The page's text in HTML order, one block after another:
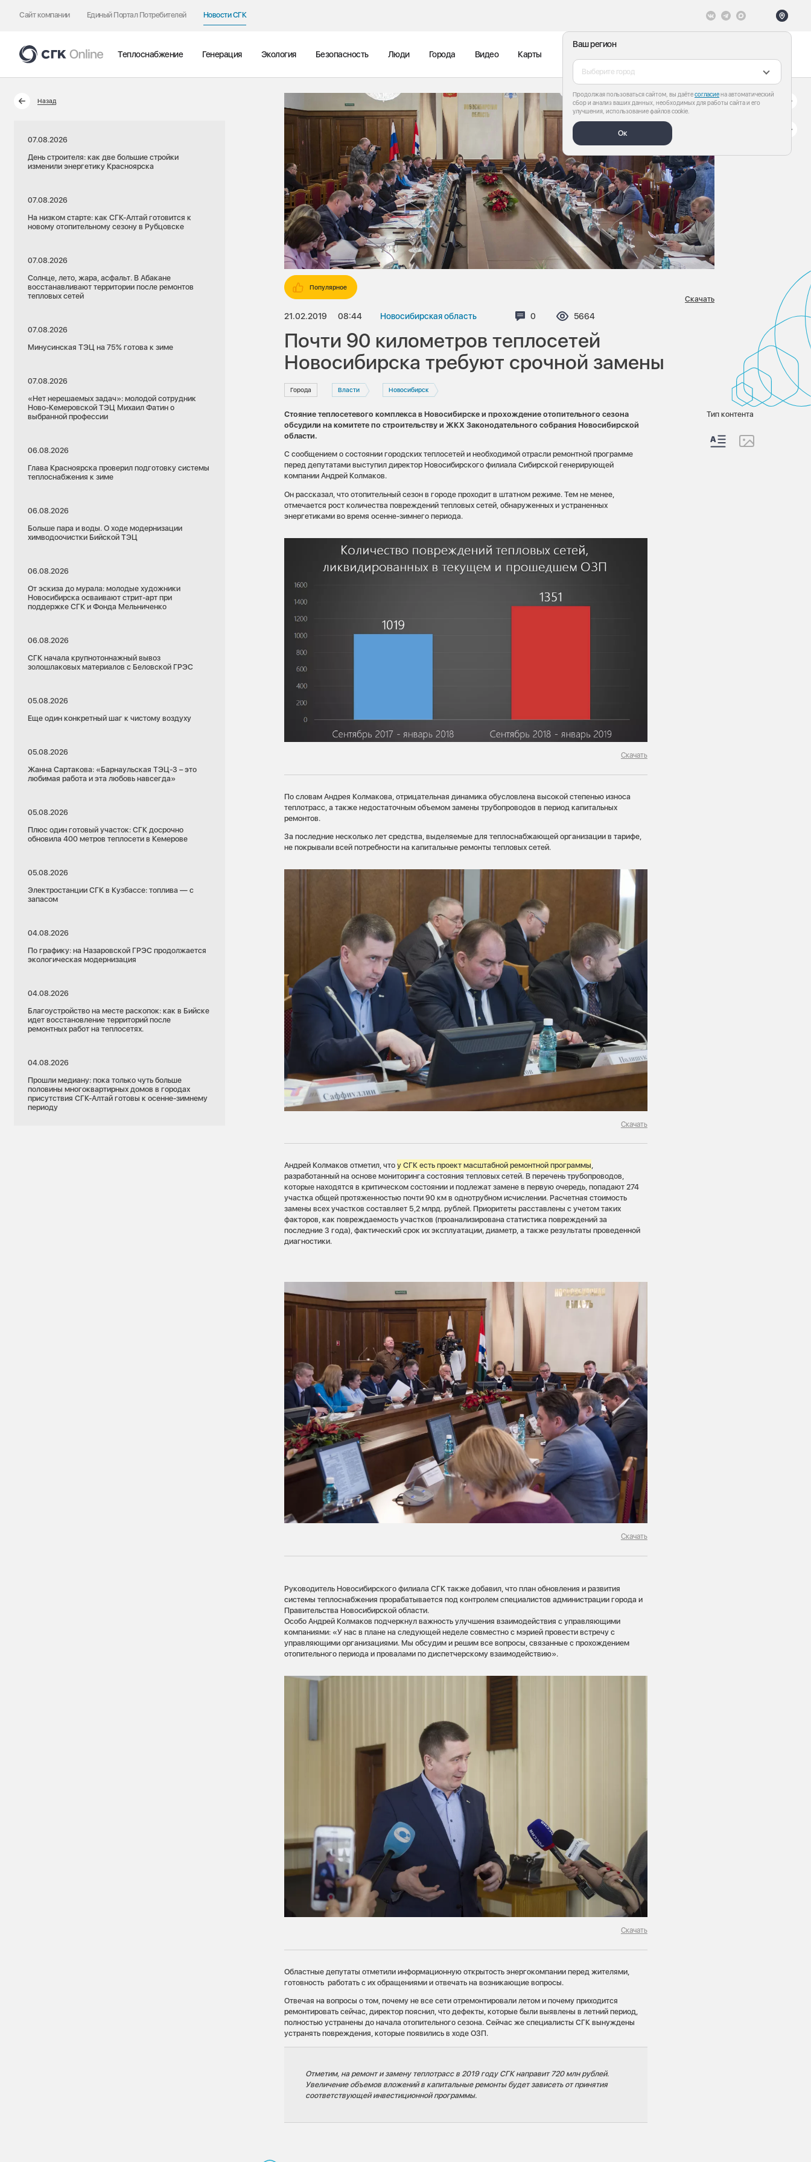
Сайт компании Единый Портал Потребителей Новости СГК
Ваш регион
Выберите город
Продолжая пользоваться сайтом, вы даётесогласиена автоматический
сбор и анализ ваших данных, необходимых для работы сайта и его
улучшения, использование файлов cookie.
Ок
Теплоснабжение Генерация Экология Безопасность Люди Города Видео Карты
Назад
07.08.2026
День строителя: как две большие стройки
изменили энергетику Красноярска
07.08.2026
На низком старте: как СГК-Алтай готовится к
новому отопительному сезону в Рубцовске
07.08.2026
Солнце, лето, жара, асфальт. В Абакане
восстанавливают территории после ремонтов
тепловых сетей
07.08.2026
Минусинская ТЭЦ на 75% готова к зиме
07.08.2026
«Нет нерешаемых задач»: молодой сотрудник
Ново-Кемеровской ТЭЦ Михаил Фатин о
выбранной профессии
06.08.2026
Глава Красноярска проверил подготовку системы
теплоснабжения к зиме
06.08.2026
Больше пара и воды. О ходе модернизации
химводоочистки Бийской ТЭЦ
06.08.2026
От эскиза до мурала: молодые художники
Новосибирска осваивают стрит-арт при
поддержке СГК и Фонда Мельниченко
06.08.2026
СГК начала крупнотоннажный вывоз
золошлаковых материалов с Беловской ГРЭС
05.08.2026
Еще один конкретный шаг к чистому воздуху
05.08.2026
Жанна Сартакова: «Барнаульская ТЭЦ-3 – это
любимая работа и эта любовь навсегда»
05.08.2026
Плюс один готовый участок: СГК досрочно
обновила 400 метров теплосети в Кемерове
05.08.2026
Электростанции СГК в Кузбассе: топлива — с
запасом
04.08.2026
По графику: на Назаровской ГРЭС продолжается
экологическая модернизация
04.08.2026
Благоустройство на месте раскопок: как в Бийске
идет восстановление территорий после
ремонтных работ на теплосетях.
04.08.2026
Прошли медиану: пока только чуть больше
половины многоквартирных домов в городах
присутствия СГК-Алтай готовы к осенне-зимнему
периоду
Популярное
21.02.2019 08:44 Новосибирская область Комментариев:
0 Просмотров:
5664
Скачать
Почти 90 километров теплосетей
Новосибирска требуют срочной замены
Города Власти Новосибирск
Стояние теплосетевого комплекса в Новосибирске и прохождение отопительного сезона
обсудили на комитете по строительству и ЖКХ Законодательного собрания Новосибирской
области.
С сообщением о состоянии городских теплосетей и необходимой отрасли ремонтной программе
перед депутатами выступил директор Новосибирского филиала Сибирской генерирующей
компании Андрей Колмаков.
Он рассказал, что отопительный сезон в городе проходит в штатном режиме. Тем не менее,
отмечается рост количества повреждений тепловых сетей, обнаруженных и устраненных
энергетиками во время осенне-зимнего периода.
Скачать
По словам Андрея Колмакова, отрицательная динамика обусловлена высокой степенью износа
теплотрасс, а также недостаточным объемом замены трубопроводов в период капитальных
ремонтов.
За последние несколько лет средства, выделяемые для теплоснабжающей организации в тарифе,
не покрывали всей потребности на капитальные ремонты тепловых сетей.
Скачать
Андрей Колмаков отметил, чтоу СГК есть проект масштабной ремонтной программы,
разработанный на основе мониторинга состояния тепловых сетей. В перечень трубопроводов,
которые находятся в критическом состоянии и подлежат замене в первую очередь, попадают 274
участка общей протяженностью почти 90 км в однотрубном исчислении. Расчетная стоимость
замены всех участков составляет 5,2 млрд. рублей. Приоритеты расставлены с учетом таких
факторов, как повреждаемость участков (проанализирована статистика повреждений за
последние 3 года), фактический срок их эксплуатации, диаметр, а также результаты проведенной
диагностики.
Скачать
Руководитель Новосибирского филиала СГК также добавил, что план обновления и развития
системы теплоснабжения прорабатывается под контролем специалистов администрации города и
Правительства Новосибирской области.
Особо Андрей Колмаков подчеркнул важность улучшения взаимодействия с управляющими
компаниями: «У нас в плане на следующей неделе совместно с мэрией провести встречу с
управляющими организациями. Мы обсудим и решим все вопросы, связанные с прохождением
отопительного периода и провалами по диспетчерскому взаимодействию».
Скачать
Областные депутаты отметили информационную открытость энергокомпании перед жителями,
готовность работать с их обращениями и отвечать на возникающие вопросы.
Отвечая на вопросы о том, почему не все сети отремонтировали летом и почему приходится
ремонтировать сейчас, директор пояснил, что дефекты, которые были выявлены в летний период,
полностью устранены до начала отопительного сезона. Сейчас же специалисты СГК вынуждены
устранять повреждения, которые появились в ходе ОЗП.
Отметим, на ремонт и замену теплотрасс в 2019 году СГК направит 720 млн рублей.
Увеличение объемов вложений в капитальные ремонты будет зависеть от принятия
соответствующей инвестиционной программы.
Тип контента